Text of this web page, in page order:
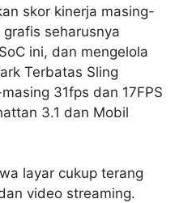
skor kinerja masing-
seharusnya
ini, dan mengelola
Terbatas Sling
31fps dan 17FPS
3.1 dan Mobil
layar cukup terang
video streaming.